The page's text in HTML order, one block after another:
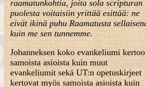
raamatunkohtia, joita sola scripturan
puolesta voitaisiin yrittää esittää: ne
eivät ikinä puhu Raamatusta
kuin me sen tunnemme.
Johanneksen koko evankeliumi kertoo
samoista asioista kuin muut
evankeliumit sekä UT:n opetuskirjeet
kertovat myös samoista asioista kuin